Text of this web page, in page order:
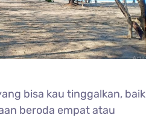
bisa kau tinggalkan, baik
beroda empat atau